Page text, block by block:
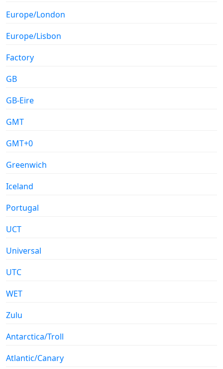
Europe/London
Europe/Lisbon
Factory
GB
GB-Eire
GMT
GMT+0
Greenwich
Iceland
Portugal
UCT
Universal
UTC
WET
Zulu
Antarctica/Troll
Atlantic/Canary